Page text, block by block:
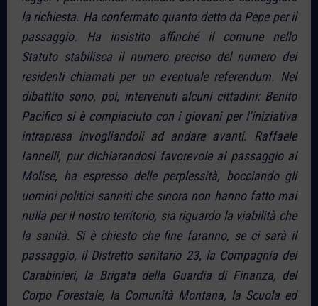
la richiesta. Ha confermato quanto detto da Pepe per il
passaggio. Ha insistito affinché il comune nello
Statuto stabilisca il numero preciso del numero dei
residenti chiamati per un eventuale referendum. Nel
dibattito sono, poi, intervenuti alcuni cittadini: Benito
Pacifico si è compiaciuto con i giovani per l’iniziativa
intrapresa invogliandoli ad andare avanti. Raffaele
Iannelli, pur dichiarandosi favorevole al passaggio al
Molise, ha espresso delle perplessità, bocciando gli
uomini politici sanniti che sinora non hanno fatto mai
nulla per il nostro territorio, sia riguardo la viabilità che
la sanità. Si è chiesto che fine faranno, se ci sarà il
passaggio, il Distretto sanitario 23, la Compagnia dei
Carabinieri, la Brigata della Guardia di Finanza, del
Corpo Forestale, la Comunità Montana, la Scuola ed